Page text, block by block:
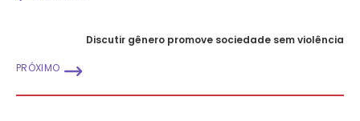
Discutir gênero promove sociedade sem violência
PRÓXIMO